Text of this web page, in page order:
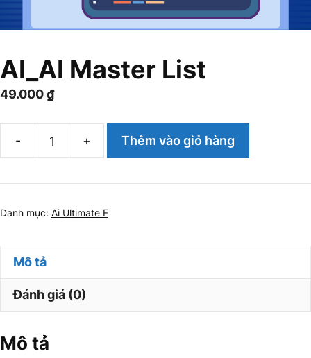
AI_AI Master List
49.000₫
-
AI_AI
List
số
+ Thêm vào giỏ hàng
Danh mục: Ai Ultimate F
Mô tả
Đánh giá (0)
Mô tả